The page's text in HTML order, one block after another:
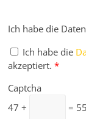
Ich habe die
Ich habe die
akzeptiert. *
Captcha
47 +
= 55